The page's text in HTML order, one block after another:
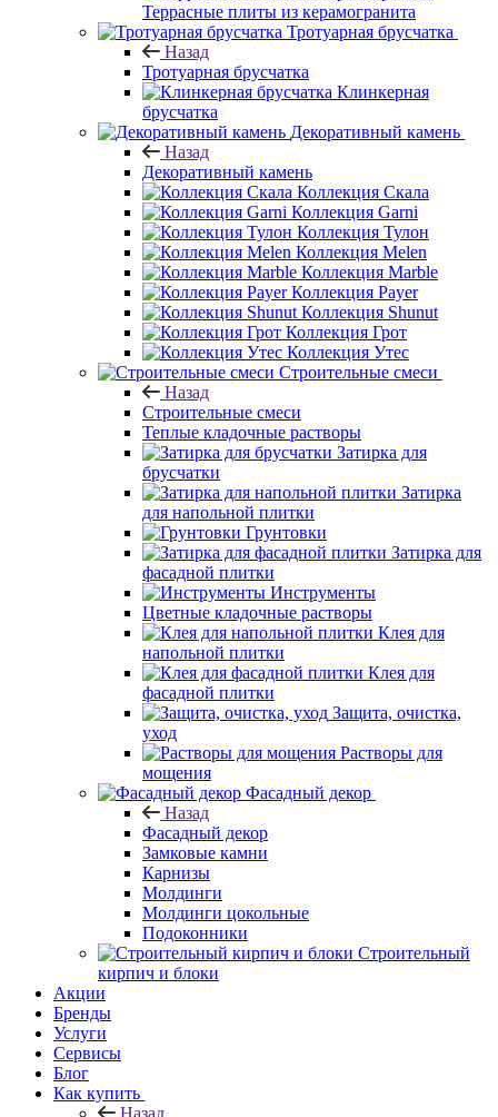
Террасные плиты из керамогранита
Тротуарная брусчатка
Назад
Тротуарная брусчатка
Клинкерная
брусчатка
Декоративный камень
Назад
Декоративный камень
Коллекция Скала
Коллекция Garni
Коллекция Тулон
Коллекция Melen
Коллекция Marble
Коллекция Payer
Коллекция Shunut
Коллекция Грот
Коллекция Утес
Строительные смеси
Назад
Строительные смеси
Теплые кладочные растворы
Затирка для
брусчатки
Затирка
для напольной плитки
Грунтовки
Затирка для
фасадной плитки
Инструменты
Цветные кладочные растворы
Клея для
напольной плитки
Клея для
фасадной плитки
Защита, очистка,
уход
Растворы для
мощения
Фасадный декор
Назад
Фасадный декор
Замковые камни
Карнизы
Молдинги
Молдинги цокольные
Подоконники
Строительный
кирпич и блоки
Акции
Бренды
Услуги
Сервисы
Блог
Как купить
Назад